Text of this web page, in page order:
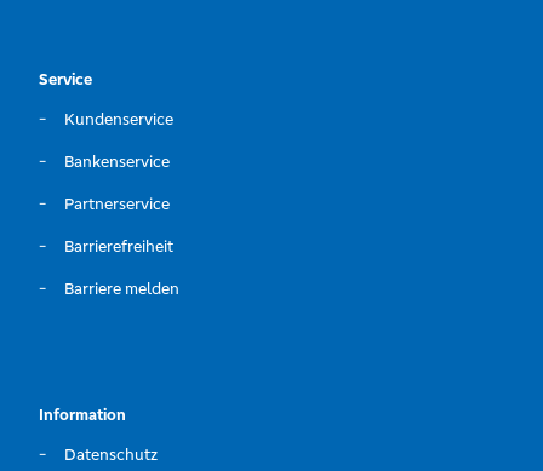
Service
Kundenservice
Bankenservice
Partnerservice
Barrierefreiheit
Barriere melden
Information
Datenschutz